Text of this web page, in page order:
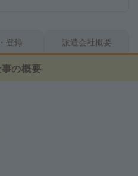
登録 派遣会社概要
の概要